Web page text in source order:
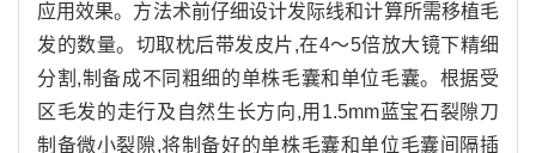
应用效果。方法术前仔细设计发际线和计算所需移植毛
发的数量。切取枕后带发皮片,在4～5倍放大镜下精细
分割,制备成不同粗细的单株毛囊和单位毛囊。根据受
区毛发的走行及自然生长方向,用1.5mm蓝宝石裂隙刀
制备微小裂隙,将制备好的单株毛囊和单位毛囊间隔插